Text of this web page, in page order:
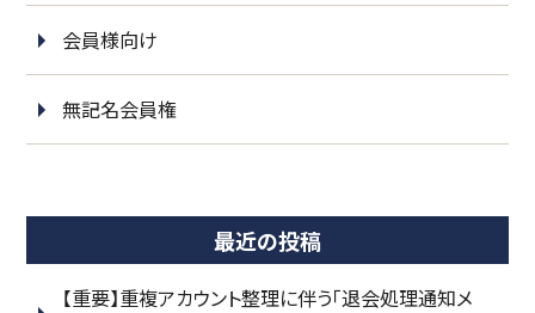
会員様向け
無記名会員権
最近の投稿
【重要】重複アカウント整理に伴う「退会処理通知メ